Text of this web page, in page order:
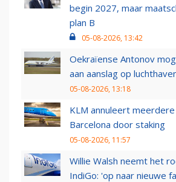
begin 2027, maar
plan B
05-08-2026, 13:42
Oekraïense Antonov
aan aanslag op
05-08-2026, 13:18
KLM annuleert
Barcelona door staking
05-08-2026, 11:57
Willie Walsh neemt het
IndiGo: 'op naar nieuwe